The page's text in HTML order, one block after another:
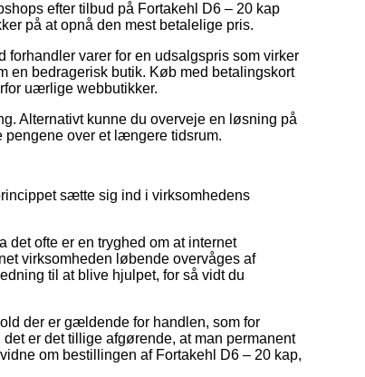
efter tilbud på Fortakehl D6 – 20 kap
på at opnå den mest betalelige pris.
varer for en udsalgspris som virker
en bedragerisk butik. Køb med betalingskort
uærlige webbutikker.
Alternativt kunne du overveje en løsning på
pengene over et længere tidsrum.
sætte sig ind i virksomhedens
det ofte er en tryghed om at internet
virksomheden løbende overvåges af
til at blive hjulpet, for så vidt du
der er gældende for handlen, som for
er det tillige afgørende, at man permanent
om bestillingen af Fortakehl D6 – 20 kap,